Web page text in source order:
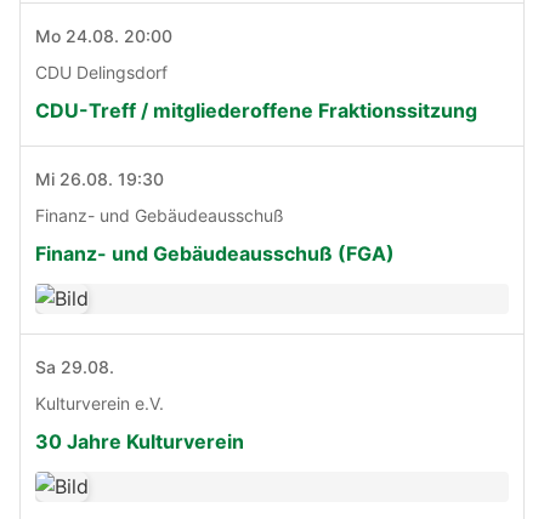
Mo 24.08. 20:00
CDU Delingsdorf
CDU-Treff / mitgliederoffene Fraktionssitzung
Mi 26.08. 19:30
Finanz- und Gebäudeausschuß
Finanz- und Gebäudeausschuß (FGA)
Sa 29.08.
Kulturverein e.V.
30 Jahre Kulturverein